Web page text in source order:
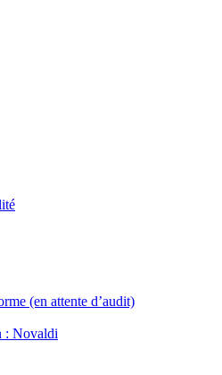
(en attente d’audit)
: Novaldi